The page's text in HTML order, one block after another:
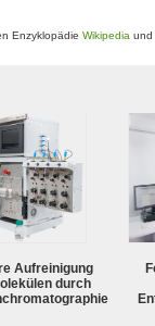
Enzyklopädie Wikipedia und
Aufreinigung
durch